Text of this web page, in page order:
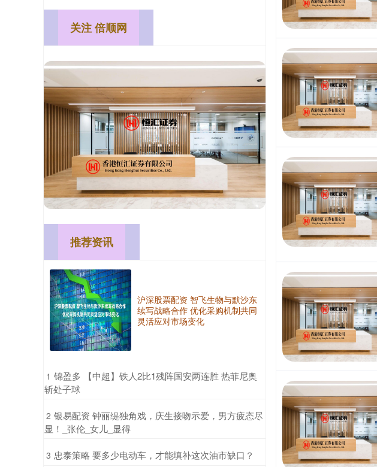
关注 倍顺网
推荐资讯
沪深股票配资 智飞生物与默沙东
续写战略合作 优化采购机制共同
灵活应对市场变化
1 ​锦盈多 【中超】铁人2比1残阵国安两连胜 热菲尼奥
斩处子球
2 ​银易配资 钟丽缇独角戏，庆生接吻示爱，男方疲态尽
显！_张伦_女儿_显得
3 ​忠泰策略 要多少电动车，才能填补这次油市缺口？